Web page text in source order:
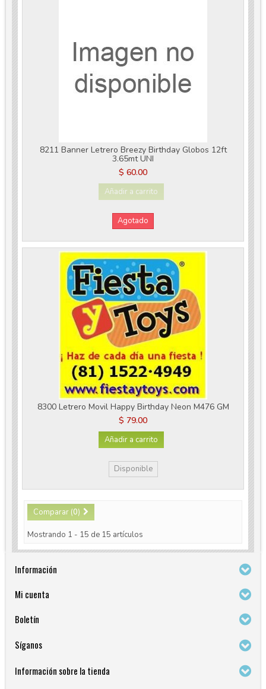
8211 Banner Letrero Breezy Birthday Globos 12ft
3.65mt UNI
$ 60.00
Añadir a carrito
Agotado
8300 Letrero Movil Happy Birthday Neon M476 GM
$ 79.00
Añadir a carrito
Disponible
Comparar (0)
Mostrando 1 - 15 de 15 artículos
Información
Mi cuenta
Boletín
Síganos
Información sobre la tienda